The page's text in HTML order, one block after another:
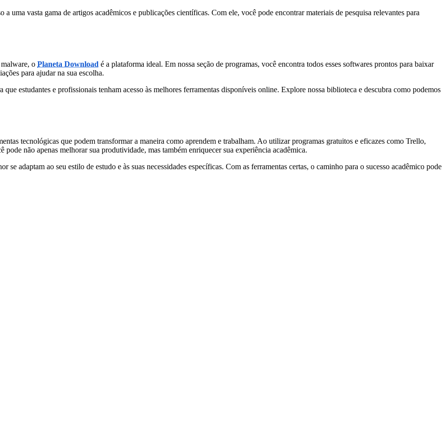
a uma vasta gama de artigos acadêmicos e publicações científicas. Com ele, você pode encontrar materiais de pesquisa relevantes para
o Planeta Download é a plataforma ideal. Em nossa seção de programas, você encontra todos esses softwares prontos para baixar
para ajudar na sua escolha.
estudantes e profissionais tenham acesso às melhores ferramentas disponíveis online. Explore nossa biblioteca e descubra como podemos
tecnológicas que podem transformar a maneira como aprendem e trabalham. Ao utilizar programas gratuitos e eficazes como Trello,
não apenas melhorar sua produtividade, mas também enriquecer sua experiência acadêmica.
se adaptam ao seu estilo de estudo e às suas necessidades específicas. Com as ferramentas certas, o caminho para o sucesso acadêmico pode